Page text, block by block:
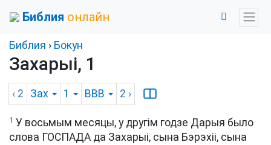
Библия онлайн
Библия › Бокун
Захарыі, 1
‹ 2 Зах 1 BBB 2 ›
1 У восьмым месяцы, у другім годзе Дарыя было
слова ГОСПАДА да Захарыі, сына Бэрэхіі, сына